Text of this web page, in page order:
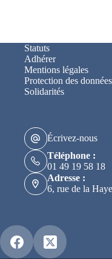
Statuts
Adhérer
Mentions légales
Protection des données
Solidarités
Écrivez-nous
Téléphone :
01 49 19 58 18
Adresse :
6, rue de la